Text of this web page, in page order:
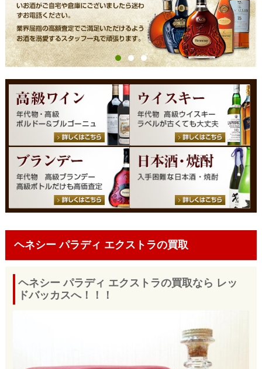
ヘネシー パラディ エクストラの買取
ヘネシー パラディ エクストラの買取なら レッ
ドバッカスへ！！！